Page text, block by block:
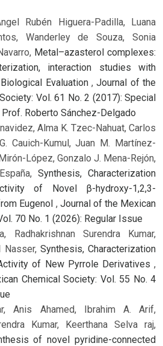
Rubén Higuera-Padilla, Luana
Wanderley de Souza, Sonia
Metal–azasterol complexes:
interaction studies with
Evaluation ,Journal of the
Vol. 61 No. 2 (2017): Special
Roberto Sánchez-Delgado
Alma K. Tzec-Nahuat, Carlos
Cauich-Kumul, Juan M. Martínez-
López, Gonzalo J. Mena-Rejón,
Synthesis, Characterization
of Novel β-hydroxy-1,2,3-
Eugenol , Journal of the Mexican
70 No. 1 (2026): Regular Issue
Radhakrishnan Surendra Kumar,
Nasser, Synthesis, Characterization
of New Pyrrole Derivatives ,
Chemical Society: Vol. 55 No. 4
Anis Ahamed, Ibrahim A. Arif,
Kumar, Keerthana Selva raj,
of novel pyridine-connected